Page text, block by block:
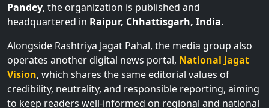
Pandey, the organization is published and
headquartered in Raipur, Chhattisgarh, India.
Alongside Rashtriya Jagat Pahal, the media group also
operates another digital news portal, National Jagat
Vision, which shares the same editorial values of
credibility, neutrality, and responsible reporting, aiming
to keep readers well-informed on regional and national